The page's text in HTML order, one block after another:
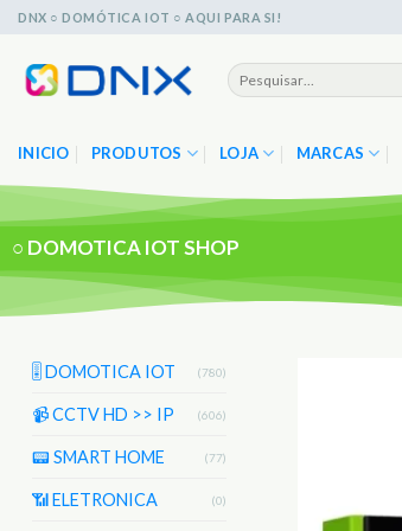
Skip
content
DNX ○ DOMÓTICA IOT ○ AQUI PARA SI!
Pesquisar
por:
INICIO PRODUTOS LOJA MARCAS
○ DOMOTICA IOT SHOP
🎚️ DOMOTICA IOT (780)
📹 CCTV HD >> IP (606)
📟 SMART HOME (77)
📶 ELETRONICA (0)